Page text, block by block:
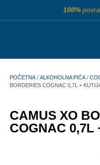
100%
POČETNA / ALKOHOLNA PIĆA /
BORDERIES COGNAC 0,7L +
CAMUS XO
COGNAC 0,7L